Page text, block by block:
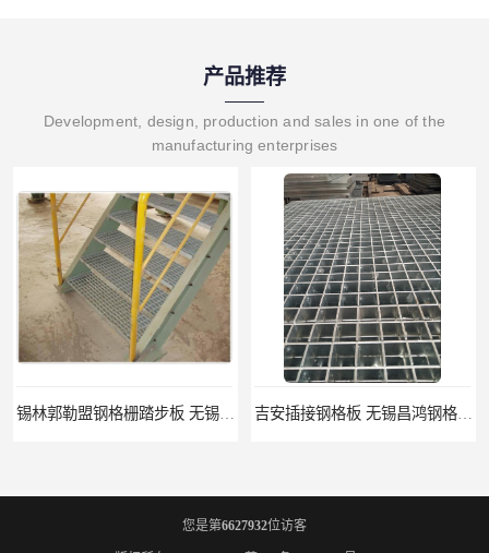
产品推荐
Development, design, production and sales in one of the
manufacturing enterprises
您是第6627932位访客